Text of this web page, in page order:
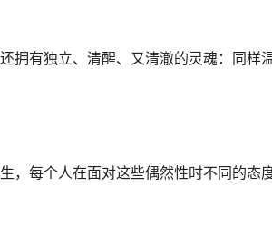
拥有独立、清醒、又清澈的灵魂：同样
，每个人在面对这些偶然性时不同的态